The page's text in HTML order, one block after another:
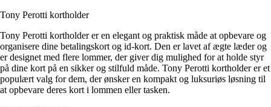
Tony Perotti kortholder
Tony Perotti kortholder er en elegant og praktisk måde at opbevare og
organisere dine betalingskort og id-kort. Den er lavet af ægte læder og
er designet med flere lommer, der giver dig mulighed for at holde styr
på dine kort på en sikker og stilfuld måde. Tony Perotti kortholder er et
populært valg for dem, der ønsker en kompakt og luksuriøs løsning til
at opbevare deres kort i lommen eller tasken.